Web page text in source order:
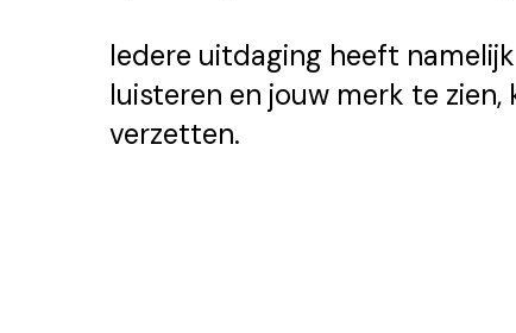
Iedere uitdaging heeft
luisteren en jouw merk te
verzetten.